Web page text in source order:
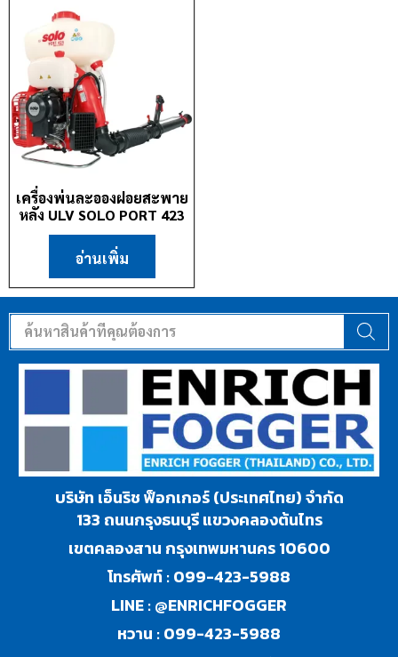
เครื่องพ่นละอองฝอยสะพาย
หลัง ULV SOLO PORT 423
อ่านเพิ่ม
บริษัท เอ็นริช ฟ็อกเกอร์ (ประเทศไทย) จำกัด
133 ถนนกรุงธนบุรี แขวงคลองต้นไทร
เขตคลองสาน กรุงเทพมหานคร 10600
โทรศัพท์ :099-423-5988
LINE :@ENRICHFOGGER
หวาน :099-423-5988